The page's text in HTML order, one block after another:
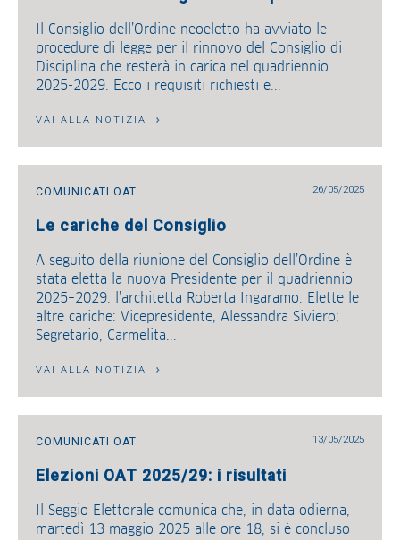
Il Consiglio dell’Ordine neoeletto ha avviato le
procedure di legge per il rinnovo del Consiglio di
Disciplina che resterà in carica nel quadriennio
2025-2029. Ecco i requisiti richiesti e...
VAI ALLA NOTIZIA
COMUNICATI OAT 26/05/2025
Le cariche del Consiglio
A seguito della riunione del Consiglio dell’Ordine è
stata eletta la nuova Presidente per il quadriennio
2025–2029: l’architetta Roberta Ingaramo. Elette le
altre cariche: Vicepresidente, Alessandra Siviero;
Segretario, Carmelita...
VAI ALLA NOTIZIA
COMUNICATI OAT 13/05/2025
Elezioni OAT 2025/29: i risultati
Il Seggio Elettorale comunica che, in data odierna,
martedì 13 maggio 2025 alle ore 18, si è concluso